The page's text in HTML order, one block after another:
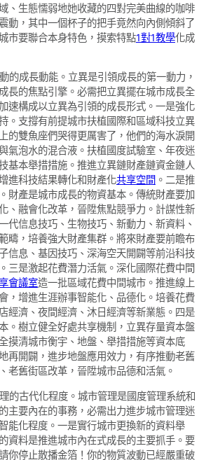
、生態懦弱地她收藏的四對完美曲線的咖啡
動，其中一個杯子的把手竟然向內側傾斜了
市要聯合本身特色，摸索特點1對1教學化成
的成長動能。立異是引領成長的第一動力，
長的焦點引擎。必需把立異擺在城市成長全
速構成以立異為引領的成長形式。一是強化
。支撐有前提城市扶植國際和區域科技立異
的雙魚座們哭得更厲害了，他們的海水淚開
氣泡水的混合液。扶植國度試驗室、年夜迷
基本舉措措施。推進立異鏈財產鏈資金鏈人
進科技結果轉化和財產化共享空間 。二是推
財產是城市成長的物資基本。傳統財產要加
、融會化改革，晉陞焦點競爭力。計謀性新
代信息技巧、生物技巧、新動力、新資料、
疇，培養強大財產集群。將來財產要前瞻布
信息、基因技巧、深海空天開闢等前沿科技
三是激起花費潛力活氣。深化國際花費中間
會議室造一批區域花費中間城市。推進線上
，增進生涯辦事智能化、品德化。培養花費
經濟、夜間經濟、沐日經濟等新業態。四是
。樹立健全好處共享機制，立異存量資本盤
摸清城市衡宇、地盤、舉措措施等資本底
再開闢，進步地盤應用效力，有序推動老舊
老舊街區改革，晉陞城市品德和活氣。
的古代化程度。城市管理是國度管理系統和
主要內在的事務，必需出力進步城市管理迷
能化程度。一是實行城市更換新的資料舉
資料是推進城市內在式成長的主要抓手。要
你停止散播金箔！你的物質波動已經嚴重破